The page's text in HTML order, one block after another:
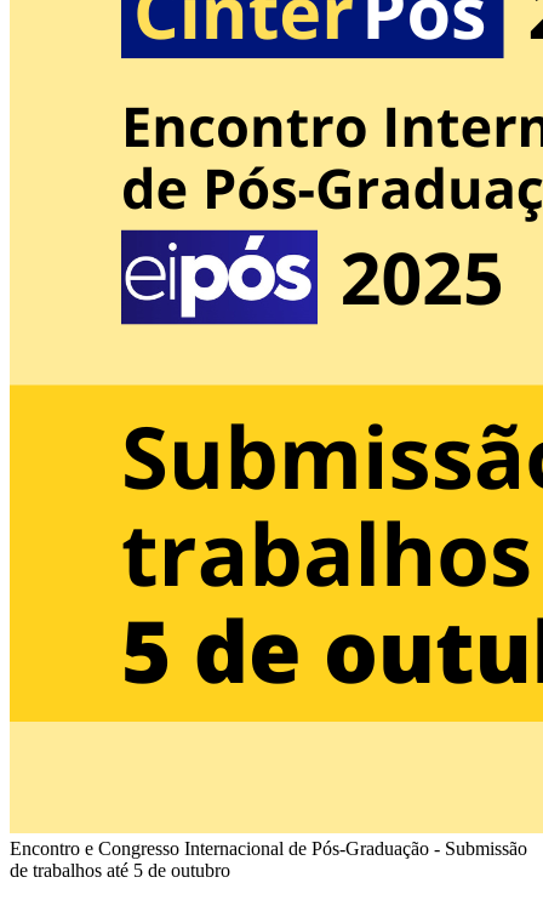
Encontro e Congresso Internacional de Pós-Graduação - Submissão
de trabalhos até 5 de outubro